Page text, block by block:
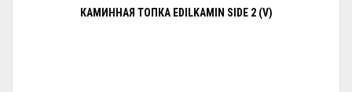
КАМИННАЯ ТОПКА EDILKAMIN SIDE 2 (V)